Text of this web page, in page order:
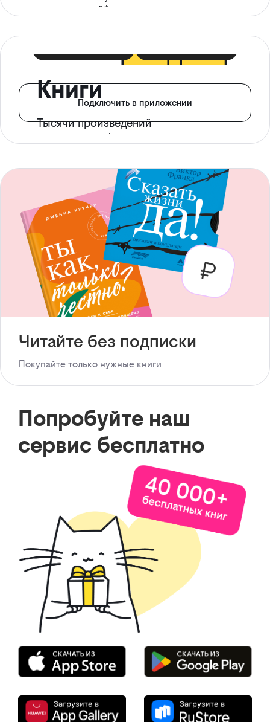
ограничений*
Книги
Тысячи произведений
с доступом офлайн
Подключить в приложении
Читайте без подписки
Покупайте только нужные книги
Попробуйте наш
сервис бесплатно